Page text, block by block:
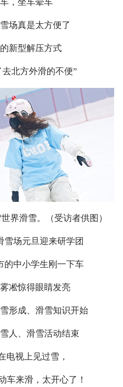
场真是太方便了
新型解压方式
北方外滑的不便”
界滑雪。（受访者供图）
雪场元旦迎来研学团
的中小学生刚一下车
凇惊得眼睛发亮
形成、滑雪知识开始
人、滑雪活动结束
电视上见过雪，
车来滑，太开心了！